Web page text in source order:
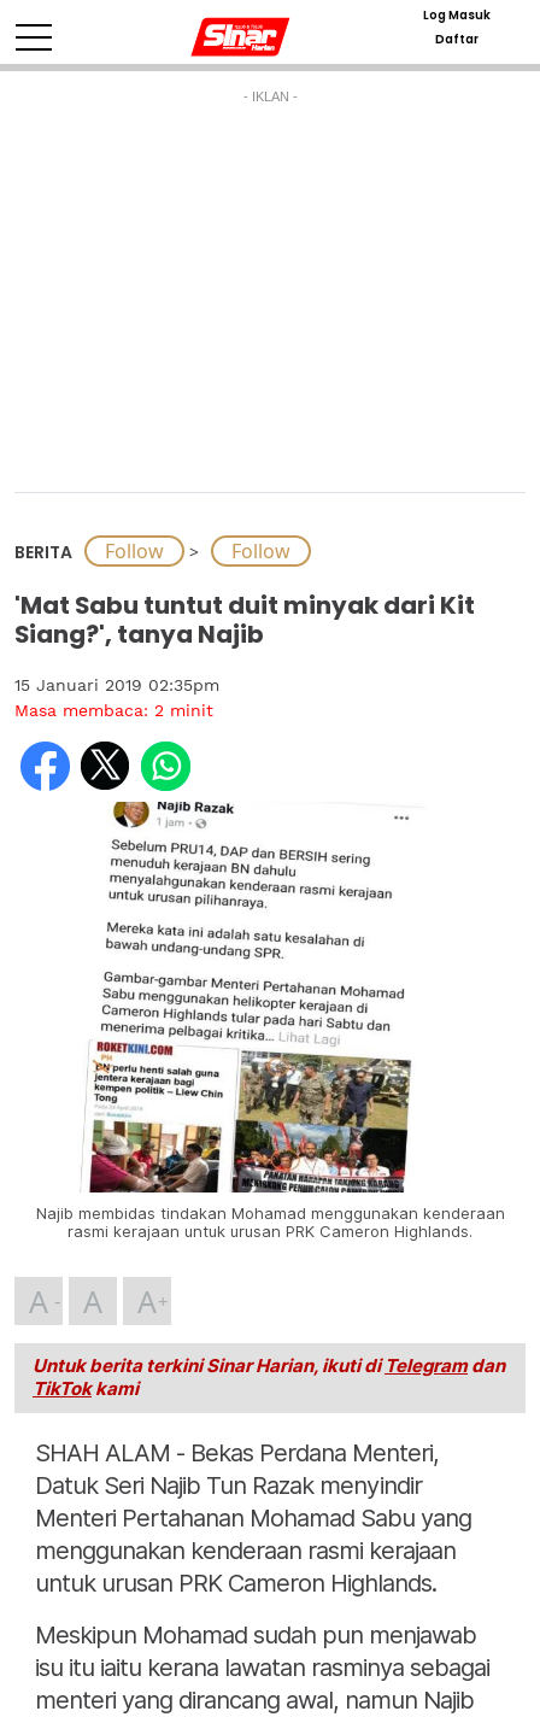
Log Masuk
Daftar
- IKLAN -
BERITA >
'Mat Sabu tuntut duit minyak dari Kit
Siang?', tanya Najib
15 Januari 2019 02:35pm
Masa membaca: 2 minit
Najib membidas tindakan Mohamad menggunakan kenderaan
rasmi kerajaan untuk urusan PRK Cameron Highlands.
A A A
Untuk berita terkini Sinar Harian, ikuti di Telegramdan
TikTokkami
SHAH ALAM - Bekas Perdana Menteri,
Datuk Seri Najib Tun Razak menyindir
Menteri Pertahanan Mohamad Sabu yang
menggunakan kenderaan rasmi kerajaan
untuk urusan PRK Cameron Highlands.
Meskipun Mohamad sudah pun menjawab
isu itu iaitu kerana lawatan rasminya sebagai
menteri yang dirancang awal, namun Najib